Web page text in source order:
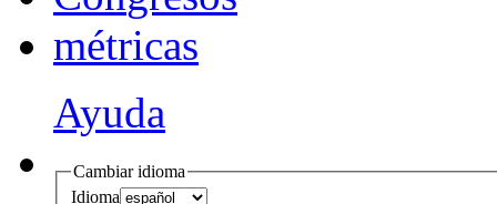
métricas
Ayuda
Cambiar idioma
Idioma